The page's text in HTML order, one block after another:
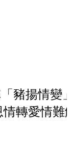
豬揚情變
轉愛情難